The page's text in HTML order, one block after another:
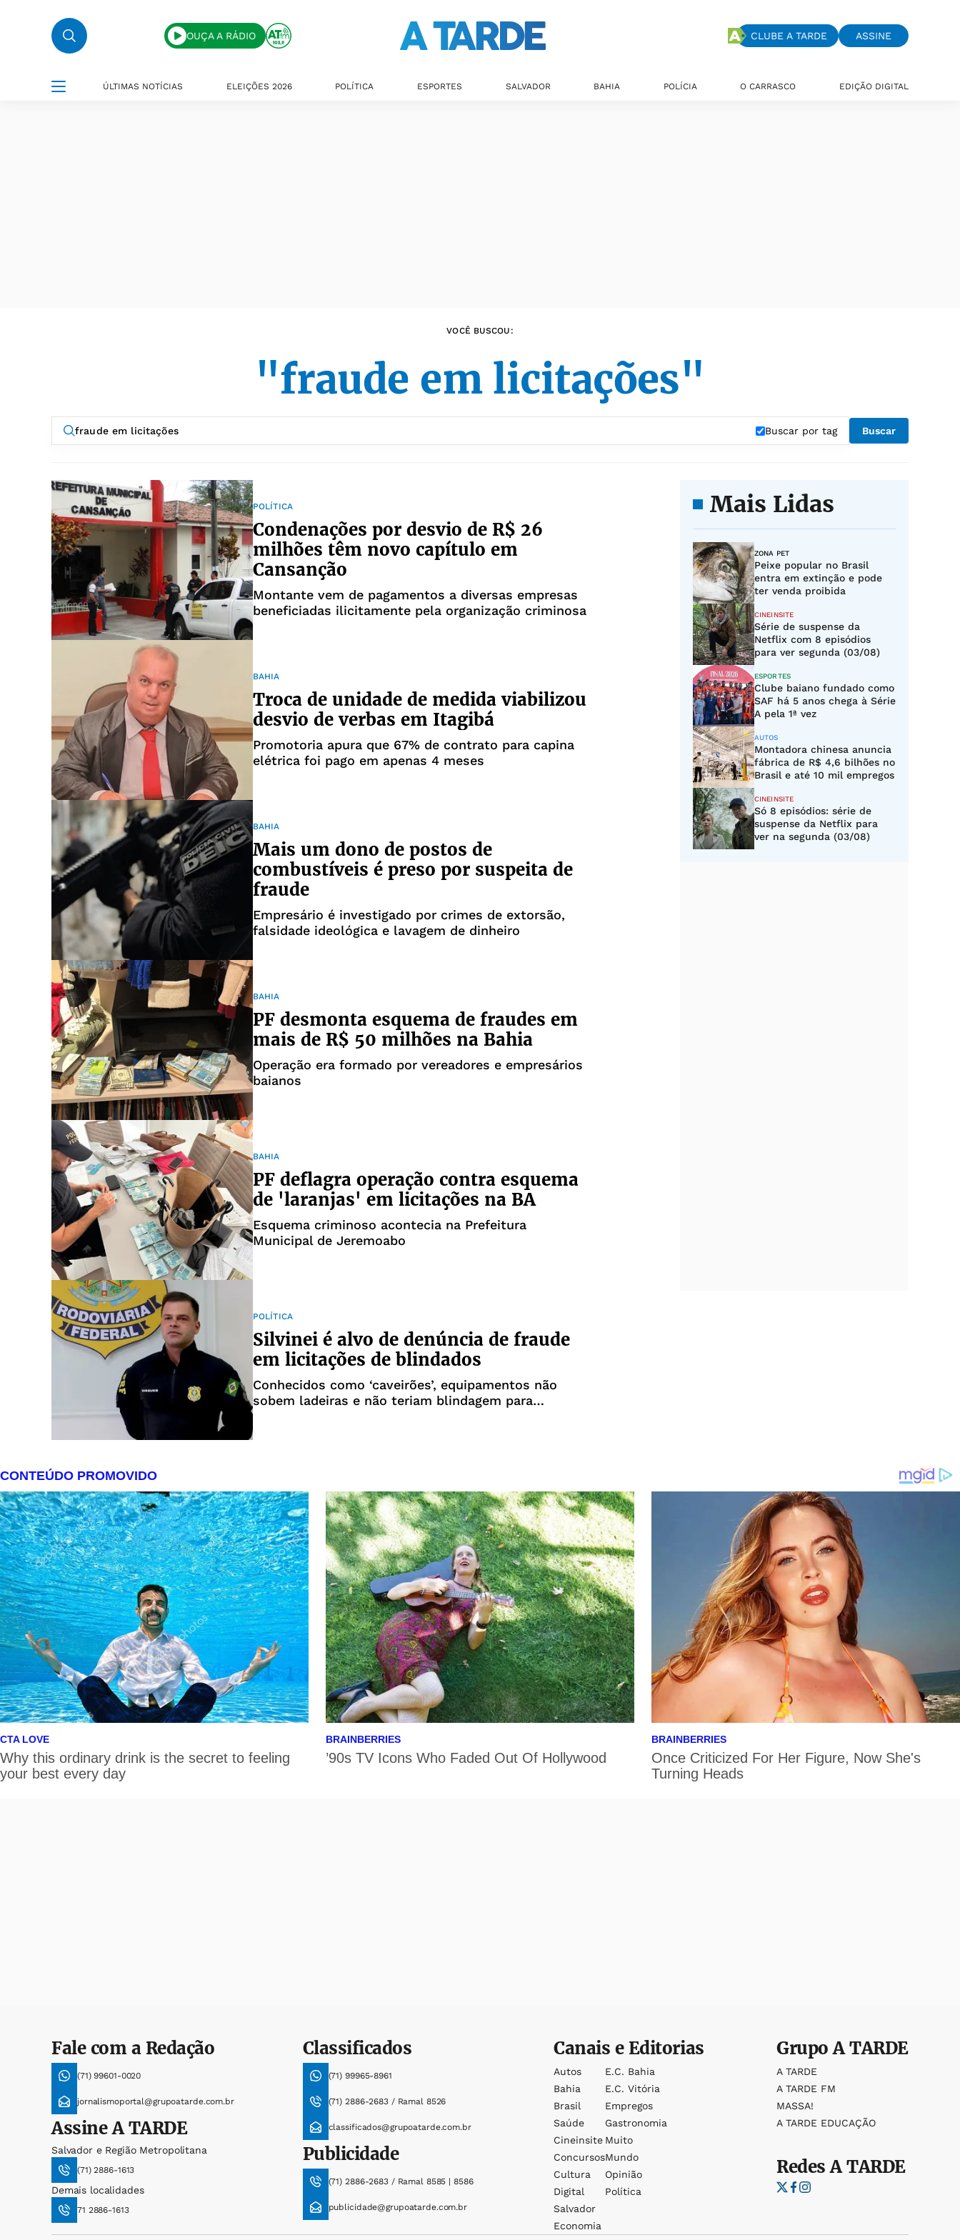
OUÇA A RÁDIO CLUBE A TARDE ASSINE
ÚLTIMAS NOTÍCIAS ELEIÇÕES 2026 POLÍTICA ESPORTES SALVADOR BAHIA POLÍCIA O CARRASCO EDIÇÃO DIGITAL
VOCÊ BUSCOU:
"fraude em licitações"
Buscar por tag Buscar
POLÍTICA
Condenações por desvio de R$ 26
milhões têm novo capítulo em
Cansanção
Montante vem de pagamentos a diversas empresas
beneficiadas ilicitamente pela organização criminosa
BAHIA
Troca de unidade de medida viabilizou
desvio de verbas em Itagibá
Promotoria apura que 67% de contrato para capina
elétrica foi pago em apenas 4 meses
BAHIA
Mais um dono de postos de
combustíveis é preso por suspeita de
fraude
Empresário é investigado por crimes de extorsão,
falsidade ideológica e lavagem de dinheiro
BAHIA
PF desmonta esquema de fraudes em
mais de R$ 50 milhões na Bahia
Operação era formado por vereadores e empresários
baianos
BAHIA
PF deflagra operação contra esquema
de 'laranjas' em licitações na BA
Esquema criminoso acontecia na Prefeitura
Municipal de Jeremoabo
POLÍTICA
Silvinei é alvo de denúncia de fraude
em licitações de blindados
Conhecidos como ‘caveirões’, equipamentos não
sobem ladeiras e não teriam blindagem para
Mais Lidas
ZONA PET
Peixe popular no Brasil
entra em extinção e pode
ter venda proibida
CINEINSITE
Série de suspense da
Netflix com 8 episódios
para ver segunda (03/08)
ESPORTES
Clube baiano fundado como
SAF há 5 anos chega à Série
A pela 1ª vez
AUTOS
Montadora chinesa anuncia
fábrica de R$ 4,6 bilhões no
Brasil e até 10 mil empregos
CINEINSITE
Só 8 episódios: série de
suspense da Netflix para
ver na segunda (03/08)
Fale com a Redação
(71) 99601-0020
jornalismoportal@grupoatarde.com.br
AssineA TARDE
Salvador e Região Metropolitana
(71) 2886-1613
Demais localidades
71 2886-1613
Classificados
(71) 99965-8961
(71) 2886-2683 / Ramal 8526
classificados@grupoatarde.com.br
Publicidade
(71) 2886-2683 / Ramal 8585 | 8586
publicidade@grupoatarde.com.br
Canais e Editorias
Autos
Bahia
Brasil
Saúde
Cineinsite
Concursos
Cultura
Digital
Salvador
Economia
E.c. Bahia
E.c. Vitória
Empregos
Gastronomia
Muito
Mundo
Opinião
Política
GrupoA TARDE
A TARDE
A TARDE FM
MASSA!
A TARDE EDUCAÇÃO
RedesA TARDE